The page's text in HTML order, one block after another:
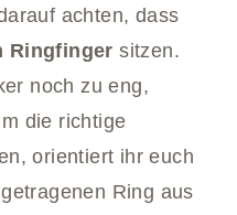
achten, dass
Ringfingersitzen.
noch zu eng,
die richtige
orientiert ihr euch
Ring aus